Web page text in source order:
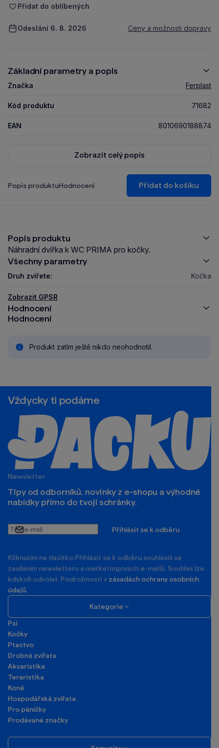
Přidat do oblíbených
Odeslání 6. 8. 2026 Ceny a možnosti dopravy
Základní parametry a popis
Značka Ferplast
Kód produktu 71682
EAN 8010690188874
Zobrazit celý popis
Popis produktuHodnocení Přidat do košíku
Popis produktu
Náhradní dvířka k WC PRIMA pro kočky.
Všechny parametry
Druh zvířete: Kočka
Zobrazit GPSR
Hodnocení
Hodnocení
Produkt zatím ještě nikdo neohodnotil.
Vždycky ti podáme
Newsletter
Tipy od odborníků, novinky z e‑shopu a výhodné
nabídky přímo do tvojí schránky.
Tvůj
e-
Přihlásit se k odběru
Kliknutím na tlačítko Příhlásit se k odběru souhlasíš se
zasíláním newsletteru a marketingových e-mailů. Souhlas lze
kdykoli odvolat. Podrobnosti v zásadách ochrany osobních
údajů.
Kategorie
Psi
Kočky
Ptactvo
Drobná zvířata
Akvaristika
Teraristika
Koně
Hospodářská zvířata
Pro páníčky
Prodávané značky